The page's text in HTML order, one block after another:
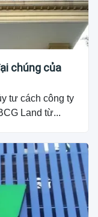
chúng của
tư cách công ty
Land từ...